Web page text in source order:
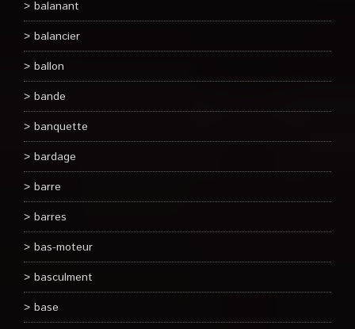
balanant
balancier
ballon
bande
banquette
bardage
barre
barres
bas-moteur
basculment
base